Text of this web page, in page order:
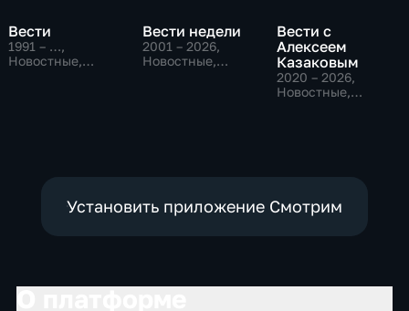
Вести
1991 – …,
Новостные,
Вести недели
2001 – 2026,
Новостные,
Вести с
Алексеем
Казаковым
2020 – 2026,
Новостные,
Установить приложение Смотрим